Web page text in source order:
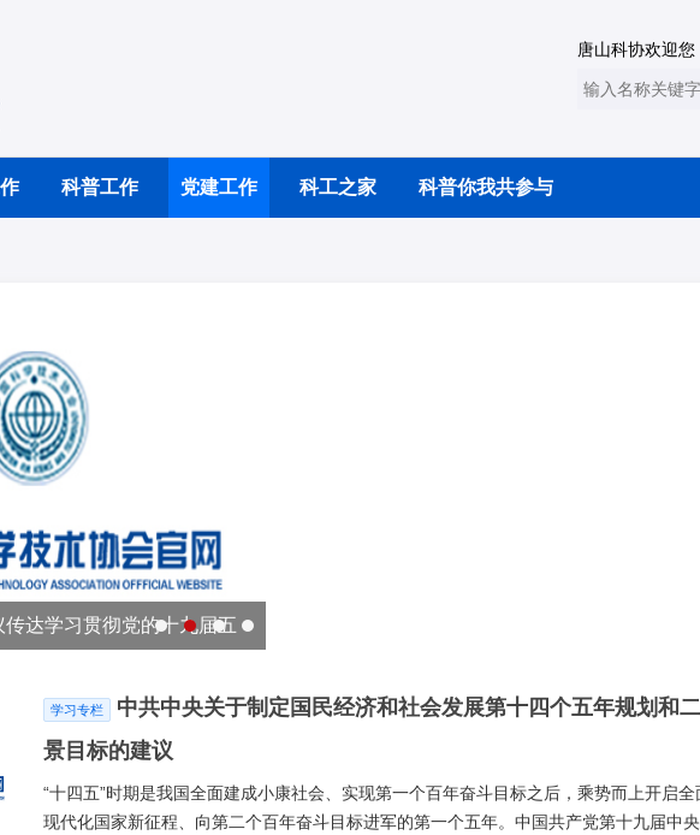
唐山科协欢迎您
科普工作 党建工作 科工之家 科普你我共参与
达学习贯彻党的十九届五
学习专栏
中共中央关于制定国民经济和社会发展第十四个五年规划和
景目标的建议
“十四五”时期是我国全面建成小康社会、实现第一个百年奋斗目标之后，乘势而上开启全
现代化国家新征程、向第二个百年奋斗目标进军的第一个五年。中国共产党第十九届中